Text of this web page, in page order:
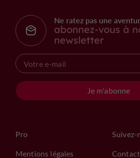
Ne ratez pas une
abonnez-vous à
newsletter
Je m'abonne
Pro
Mentions légales
Suivez-
Contact